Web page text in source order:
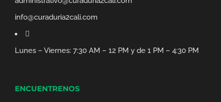
info@curaduria2cali.com
Lunes – Viernes: 7:30 AM – 12 PM y de 1 PM – 4:30 PM
ENCUENTRENOS